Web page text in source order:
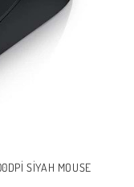
SIYAH MOUSE